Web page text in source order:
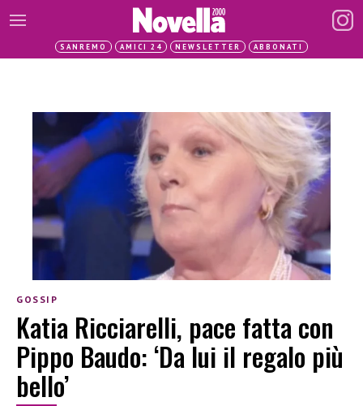
SANREMO AMICI 24 NEWSLETTER ABBONATI
GOSSIP
Katia Ricciarelli, pace fatta con
Pippo Baudo: ‘Da lui il regalo più
bello’